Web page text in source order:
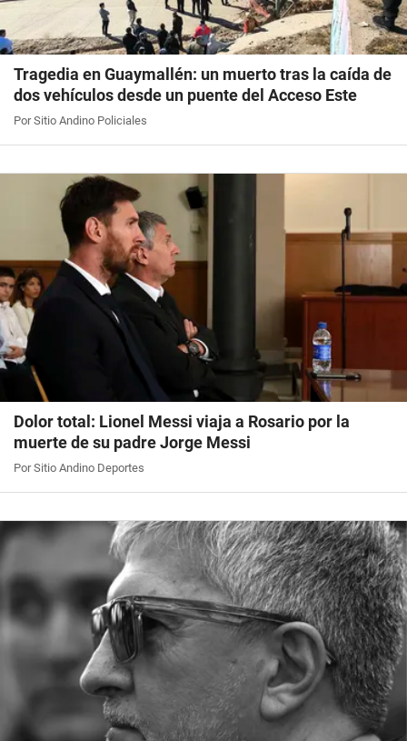
Tragedia en Guaymallén: un muerto tras la caída de
dos vehículos desde un puente del Acceso Este
Por Sitio Andino Policiales
Dolor total: Lionel Messi viaja a Rosario por la
muerte de su padre Jorge Messi
Por Sitio Andino Deportes